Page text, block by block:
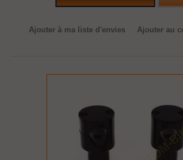
Ajouter à ma liste d'envies Ajouter au